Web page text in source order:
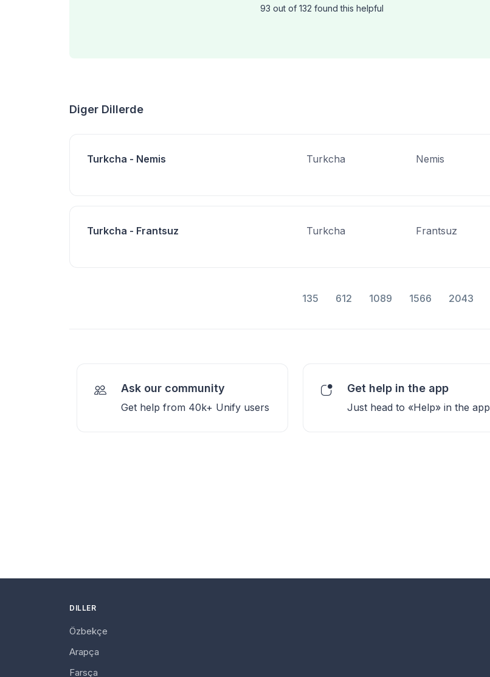
93 out of 132 found this helpful
Diger Dillerde
Turkcha - Nemis Turkcha Nemis
Turkcha - Frantsuz Turkcha Frantsuz
135 612 1089 1566 2043
Ask our community
Get help from 40k+ Unify users
Get help in the app
Just head to «Help» in the app
DILLER
Özbekçe
Arapça
Farsça